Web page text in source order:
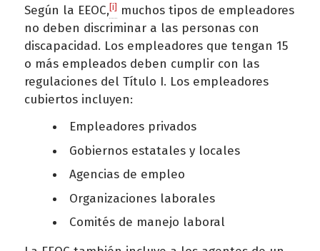
Según la EEOC, [i] muchos tipos de empleadores
no deben discriminar a las personas con
discapacidad. Los empleadores que tengan 15
o más empleados deben cumplir con las
regulaciones del Título I. Los empleadores
cubiertos incluyen:
Empleadores privados
Gobiernos estatales y locales
Agencias de empleo
Organizaciones laborales
Comités de manejo laboral